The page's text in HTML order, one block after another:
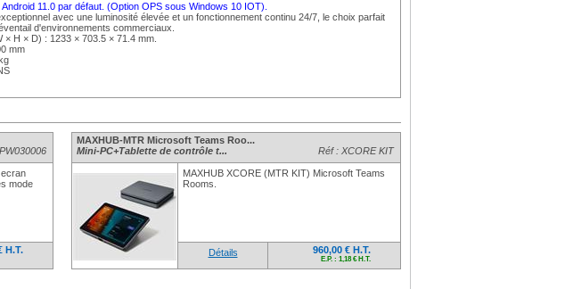
11.0 par défaut. (Option OPS sous Windows 10 IOT).
avec une luminosité élevée et un fonctionnement continu 24/7, le choix parfait
d'environnements commerciaux.
× H × D) : 1233 × 703.5 × 71.4 mm.
mm
mode
H.T.
MAXHUB-MTR Microsoft Teams Roo...
Mini-PC+Tablette de contrôle t...
Réf : XCORE KIT
MAXHUB XCORE (MTR KIT) Microsoft Teams
Rooms.
Détails 960,00 € H.T.
E.P. : 1,18 € H.T.